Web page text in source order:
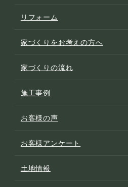
リフォーム
家づくりをお考えの方へ
家づくりの流れ
施工事例
お客様の声
お客様アンケート
土地情報